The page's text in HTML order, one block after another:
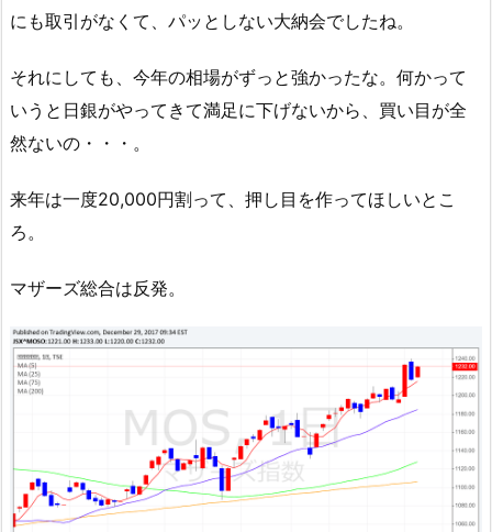
にも取引がなくて、パッとしない大納会でしたね。
それにしても、今年の相場がずっと強かったな。何かって
いうと日銀がやってきて満足に下げないから、買い目が全
然ないの・・・。
来年は一度20,000円割って、押し目を作ってほしいとこ
ろ。
マザーズ総合は反発。